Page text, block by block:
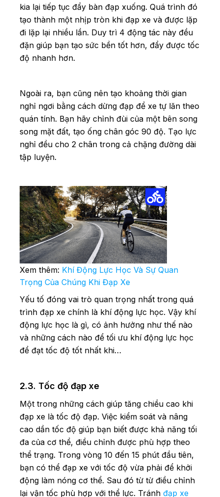
kia lại tiếp tục đẩy bàn đạp xuống. Quá trình đó
tạo thành một nhịp tròn khi đạp xe và được lặp
đi lặp lại nhiều lần. Duy trì 4 động tác này đều
đặn giúp bạn tạo sức bền tốt hơn, đẩy được tốc
độ nhanh hơn.
Ngoài ra, bạn cũng nên tạo khoảng thời gian
nghỉ ngơi bằng cách dừng đạp để xe tự lăn theo
quán tính. Bạn hãy chỉnh đùi của một bên song
song mặt đất, tạo ống chân góc 90 độ. Tạo lực
nghỉ đều cho 2 chân trong cả chặng đường dài
tập luyện.
Xem thêm: Khí Động Lực Học Và Sự Quan
Trọng Của Chúng Khi Đạp Xe
Yếu tố đóng vai trò quan trọng nhất trong quá
trình đạp xe chính là khí động lực học. Vậy khí
động lực học là gì, có ảnh hưởng như thế nào
và những cách nào để tối ưu khí động lực học
để đạt tốc độ tốt nhất khi…
2.3. Tốc độ đạp xe
Một trong những cách giúp tăng chiều cao khi
đạp xe là tốc độ đạp. Việc kiểm soát và nâng
cao dần tốc độ giúp bạn biết được khả năng tối
đa của cơ thể, điều chỉnh được phù hợp theo
thể trạng. Trong vòng 10 đến 15 phút đầu tiên,
bạn có thể đạp xe với tốc độ vừa phải để khởi
động làm nóng cơ thể. Sau đó từ từ điều chỉnh
lại vận tốc phù hợp với thể lực. Tránh đạp xe